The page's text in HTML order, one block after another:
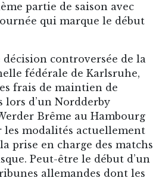
partie de saison avec
qui marque le début
décision controversée de la
fédérale de Karlsruhe,
frais de maintien de
lors d’un Nordderby
Brême au Hambourg
les modalités actuellement
prise en charge des matchs
Peut-être le début d’un
allemandes dont les